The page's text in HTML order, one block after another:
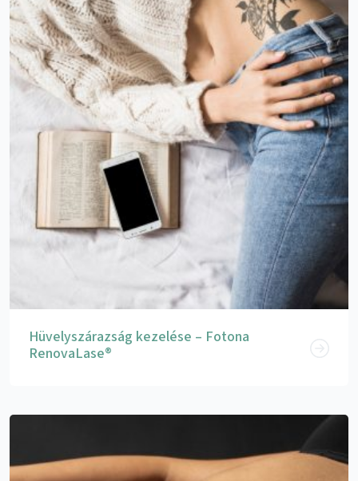
Hüvelyszárazság kezelése – Fotona
RenovaLase®